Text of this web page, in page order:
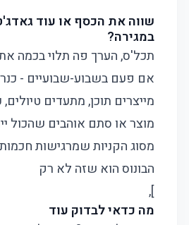
שווה את הכסף או עוד
במגירה?
תכל'ס, הערך פה תלוי בכמה
אם פעם בשבוע-שבועיים -
מייצרים תוכן, מתעדים
מוצר או סתם אוהבים שהכול
מסוג הקניות שמרגישות
הבונוס הוא שזה לא רק
],
מה כדאי לבדוק עוד